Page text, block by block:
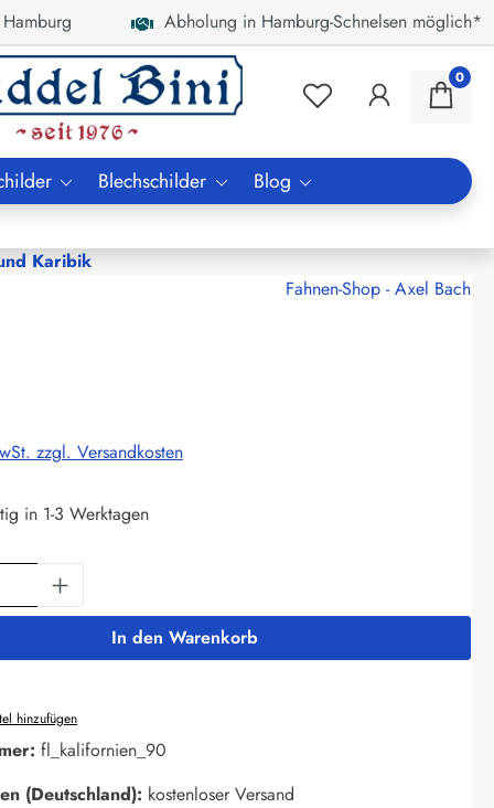
Abholung in Hamburg-Schnelsen möglich*
0
Blechschilder Blog
Karibik
Fahnen-Shop - Axel Bach
zzgl. Versandkosten
in 1-3 Werktagen
Gib den gewünschten Wert ein
In den Warenkorb
hinzufügen
fl_kalifornien_90
(Deutschland): kostenloser Versand